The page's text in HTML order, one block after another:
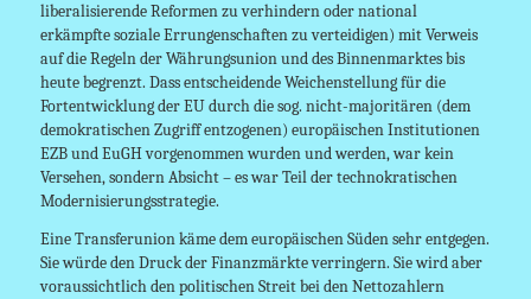
liberalisierende Reformen zu verhindern oder national
erkämpfte soziale Errungenschaften zu verteidigen) mit Verweis
auf die Regeln der Währungsunion und des Binnenmarktes bis
heute begrenzt. Dass entscheidende Weichenstellung für die
Fortentwicklung der EU durch die sog. nicht-majoritären (dem
demokratischen Zugriff entzogenen) europäischen Institutionen
EZB und EuGH vorgenommen wurden und werden, war kein
Versehen, sondern Absicht – es war Teil der technokratischen
Modernisierungsstrategie.
Eine Transferunion käme dem europäischen Süden sehr entgegen.
Sie würde den Druck der Finanzmärkte verringern. Sie wird aber
voraussichtlich den politischen Streit bei den Nettozahlern